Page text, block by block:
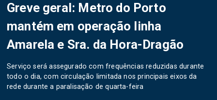
Greve geral: Metro do Porto
mantém em operação linha
Amarela e Sra. da Hora-Dragão
Serviço será assegurado com frequências reduzidas durante
todo o dia, com circulação limitada nos principais eixos da
rede durante a paralisação de quarta-feira